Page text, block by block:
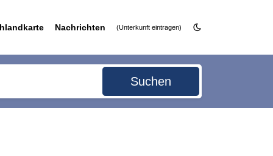
Nachrichten (Unterkunft eintragen)
Suchen